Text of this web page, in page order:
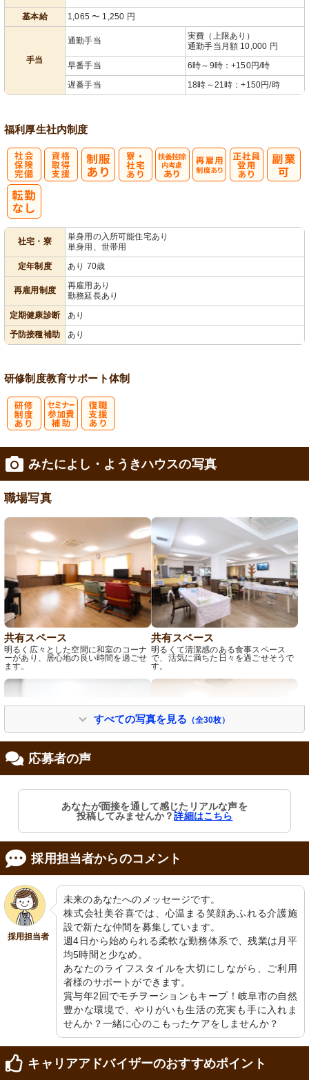
基本給 1,065 〜 1,250 円
手当
通勤手当
実費（上限あり）
通勤手当月額 10,000 円
早番手当
6時～9時：+150円/時
遅番手当
18時～21時：+150円/時
福利厚生社内制度
社宅・寮
単身用の入所可能住宅あり
単身用、世帯用
定年制度
あり 70歳
再雇用制度
再雇用あり
勤務延長あり
定期健康診断
あり
予防接種補助
あり
研修制度教育サポート体制
みたによし・ようきハウスの写真
職場写真
共有スペース
明るく広々とした空間に和室のコーナ
ーがあり、居心地の良い時間を過ごせ
ます。
共有スペース
明るくて清潔感のある食事スペース
で、活気に満ちた日々を過ごせそうで
す。
日差しが心地よい、広々とした空間で
す。個人の趣味や利便性を反映した工
夫が見受けられます。
共有スペース
明るい窓辺と清潔なキッチンがあり、
ゆったりとした空間でくつろげます。
清潔感溢れる空間と機能的な設備が整
った浴室です。安全に配慮した設計
で、快適な入浴が可能です。
ゆったりとした駐車スペースがあり、
明るく清潔感のあるエントランスがお
出迎えします。
すべての写真を見る （全30枚）
応募者の声
あなたが面接を通して感じたリアルな声を
投稿してみませんか？詳細はこちら
採用担当者からのコメント
採用担当者
未来のあなたへのメッセージです。
株式会社美谷喜では、心温まる笑顔あふれる介護施
設で新たな仲間を募集しています。
週4日から始められる柔軟な勤務体系で、残業は月平
均5時間と少なめ。
あなたのライフスタイルを大切にしながら、ご利用
者様のサポートができます。
賞与年2回でモチヲーションもキープ！岐阜市の自然
豊かな環境で、やりがいも生活の充実も手に入れま
せんか？一緒に心のこもったケアをしませんか？
キャリアアドバイザーのおすすめポイント